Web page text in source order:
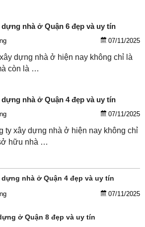
nhà ở Quận 6 đẹp và uy tín
07/11/2025
dựng nhà ở hiện nay không chỉ là
còn là …
nhà ở Quận 4 đẹp và uy tín
07/11/2025
ty xây dựng nhà ở hiện nay không chỉ
hữu nhà …
nhà ở Quận 4 đẹp và uy tín
07/11/2025
ở Quận 8 đẹp và uy tín